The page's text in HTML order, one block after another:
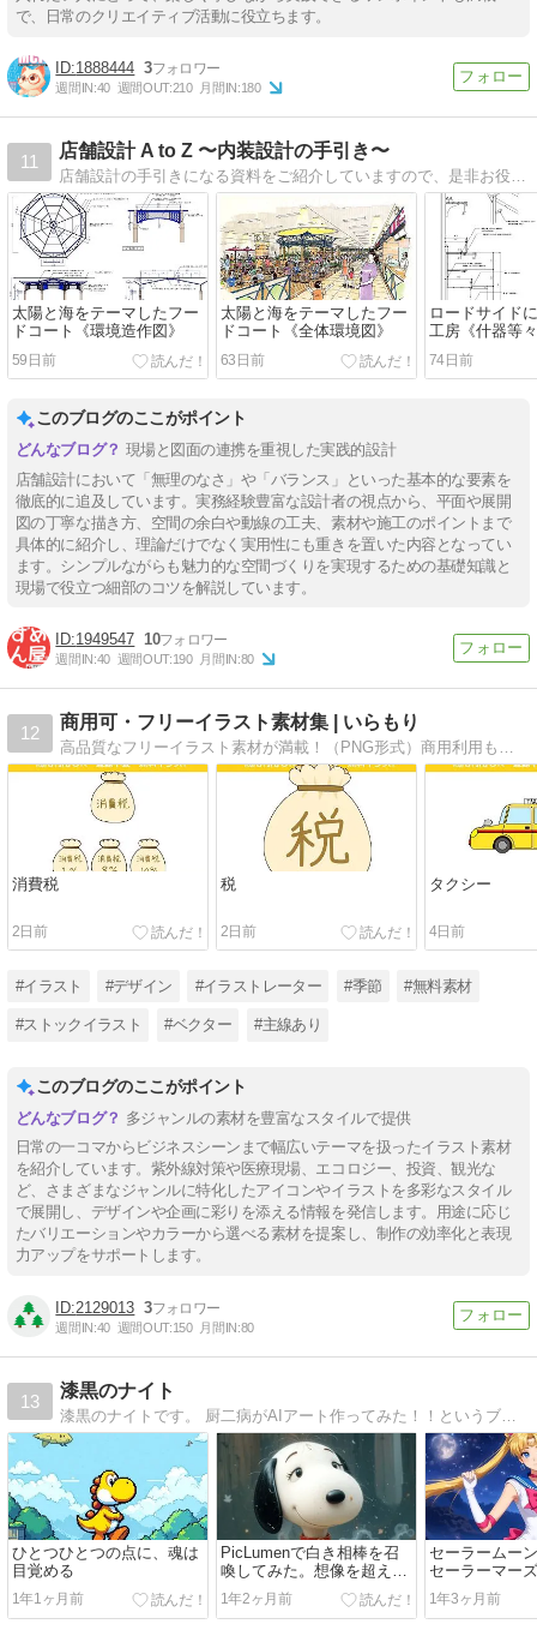
で、日常のクリエイティブ活動に役立ちます。
1888444 3
週間IN:40 週間OUT:210 月間IN:180
11
店舗設計 A to Z 〜内装設計の手引き〜
店舗設計の手引きになる資料をご紹介していますので、是非お役立てください！
太陽と海をテーマしたフー
ドコート《環境造作図》
59日前
太陽と海をテーマしたフー
ドコート《全体環境図》
63日前
ロードサイド
工房《什器等
74日前
このブログのここがポイント
現場と図面の連携を重視した実践的設計
店舗設計において「無理のなさ」や「バランス」といった基本的な要素を
徹底的に追及しています。実務経験豊富な設計者の視点から、平面や展開
図の丁寧な描き方、空間の余白や動線の工夫、素材や施工のポイントまで
具体的に紹介し、理論だけでなく実用性にも重きを置いた内容となってい
ます。シンプルながらも魅力的な空間づくりを実現するための基礎知識と
現場で役立つ細部のコツを解説しています。
1949547 10
週間IN:40 週間OUT:190 月間IN:80
12
商用可・フリーイラスト素材集 | いらもり
高品質なフリーイラスト素材が満載！（PNG形式）商用利用も可能で、多彩なジャンルをカバー。登録不要ですぐにダウンロードできます。保育、教育、医療のイラスト強化中！イラストの森、略して「いらもり」。佐藤みきとが運営しています。
消費税
2日前
税
2日前
タクシー
4日前
#イラスト #デザイン #イラストレーター #季節 #無料素材
#ストックイラスト #ベクター #主線あり
このブログのここがポイント
多ジャンルの素材を豊富なスタイルで提供
日常の一コマからビジネスシーンまで幅広いテーマを扱ったイラスト素材
を紹介しています。紫外線対策や医療現場、エコロジー、投資、観光な
ど、さまざまなジャンルに特化したアイコンやイラストを多彩なスタイル
で展開し、デザインや企画に彩りを添える情報を発信します。用途に応じ
たバリエーションやカラーから選べる素材を提案し、制作の効率化と表現
力アップをサポートします。
2129013 3
週間IN:40 週間OUT:150 月間IN:80
13
漆黒のナイト
漆黒のナイトです。 厨二病がAIアート作ってみた！！というブログです。楽しんでいきたまえ！！
ひとつひとつの点に、魂は
目覚める
1年1ヶ月前
PicLumenで白き相棒を召
喚してみた。想像を超えた
存在、降臨！
1年2ヶ月前
セーラームー
セーラーマー
てみた
1年3ヶ月前